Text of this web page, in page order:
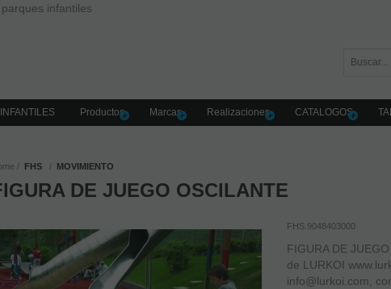
infantiles
Productos Marcas Realizaciones CATALOGOS
FHS MOVIMIENTO
DE JUEGO OSCILANTE
FHS.9048403000
FIGURA DE
de LURKOI
info@lurkoi.com,